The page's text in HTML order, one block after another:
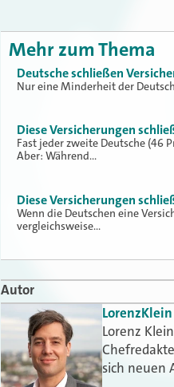
Mehr zum Thema
Deutsche schließen
Nur eine Minderheit der
Diese Versicherungen
Fast jeder zweite Deutsche (46
Aber: Während…
Diese Versicherungen
Wenn die Deutschen eine
vergleichsweise…
Autor
LorenzKlein
Lorenz
sich neuen